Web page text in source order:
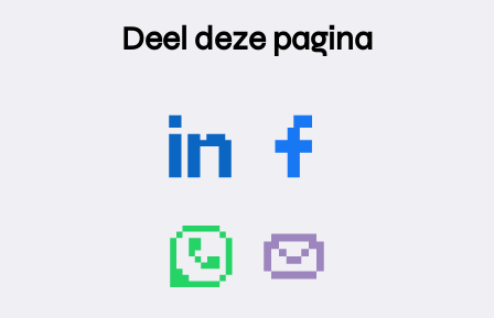
Deel deze pagina